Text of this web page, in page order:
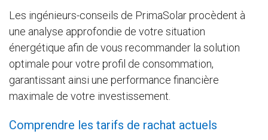
Les ingénieurs-conseils de PrimaSolar procèdent à
une analyse approfondie de votre situation
énergétique afin de vous recommander la solution
optimale pour votre profil de consommation,
garantissant ainsi une performance financière
maximale de votre investissement.
Comprendre les tarifs de rachat actuels